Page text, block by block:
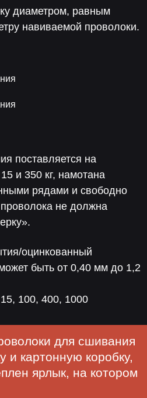
диаметром, равным
навиваемой проволоки.
поставляется на
и 350 кг, намотана
рядами и свободно
не должна
оцинкованный
быть от 0,40 мм до 1,2
100, 400, 1000
для сшивания
и картонную коробку,
ярлык, на котором